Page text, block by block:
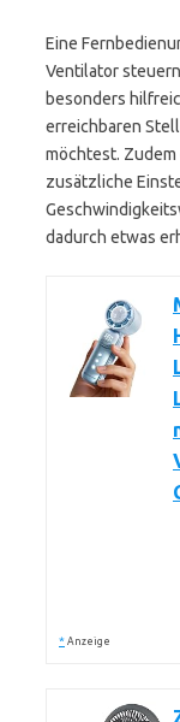
Eine
Ventilator
besonders
erreichbaren
möchtest.
zusätzliche
dadurch etwas
* Anzeige